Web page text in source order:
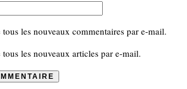
tous les nouveaux commentaires par e-mail.
tous les nouveaux articles par e-mail.